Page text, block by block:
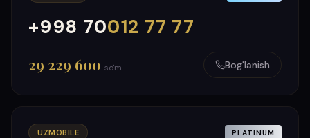
+998 70012 77 77
000
999
29 229 600 so'm Bog'lanish
UZMOBILE PLATINUM